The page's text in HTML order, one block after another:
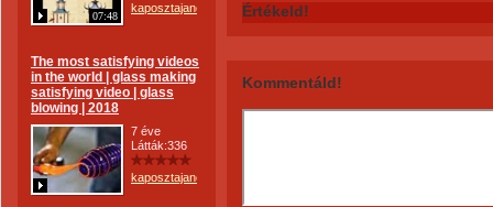
07:48
kaposztajanos
The most satisfying videos
in the world | glass making
satisfying video | glass
blowing | 2018
7 éve
Látták:336
kaposztajanos
Értékeld!
Kommentáld!